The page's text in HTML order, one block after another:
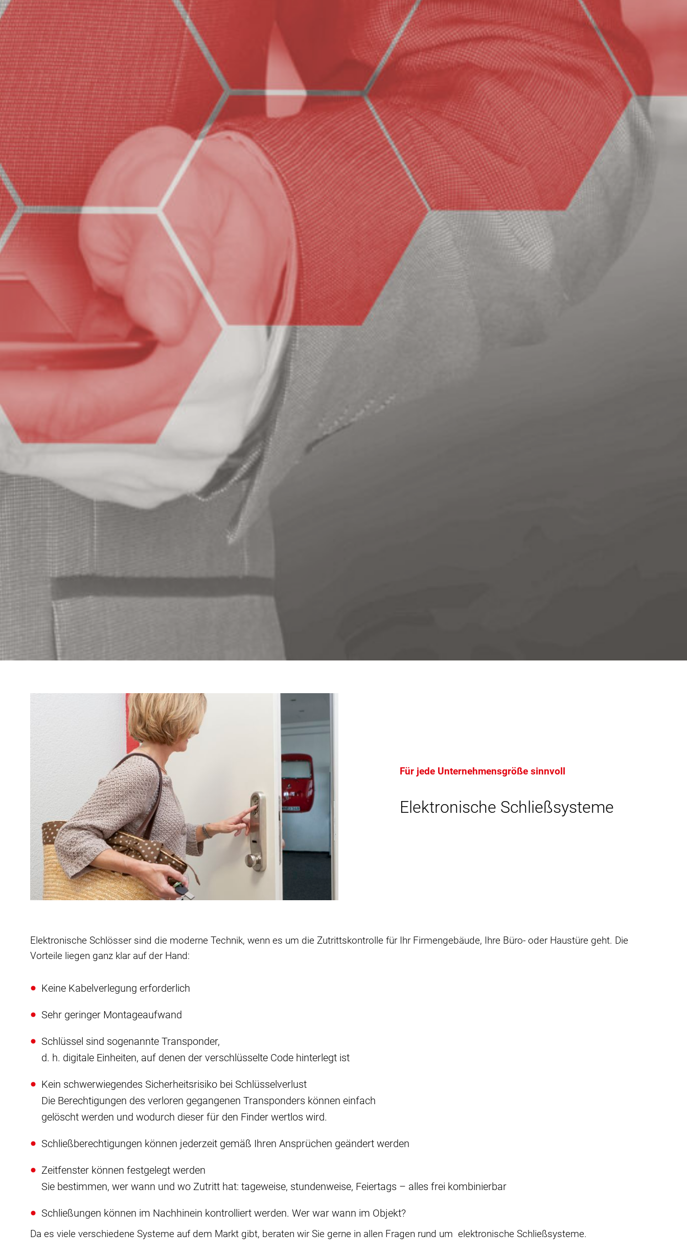
Für jede Unternehmensgröße sinnvoll
Elektronische Schließsysteme
Elektronische Schlösser sind die moderne Technik, wenn es um die Zutrittskontrolle für Ihr Firmengebäude, Ihre Büro- oder Haustüre geht. Die
Vorteile liegen ganz klar auf der Hand:
Keine Kabelverlegung erforderlich
Sehr geringer Montageaufwand
Schlüssel sind sogenannte Transponder,
d. h. digitale Einheiten, auf denen der verschlüsselte Code hinterlegt ist
Kein schwerwiegendes Sicherheitsrisiko bei Schlüsselverlust
Die Berechtigungen des verloren gegangenen Transponders können einfach
gelöscht werden und wodurch dieser für den Finder wertlos wird.
Schließberechtigungen können jederzeit gemäß Ihren Ansprüchen geändert werden
Zeitfenster können festgelegt werden
Sie bestimmen, wer wann und wo Zutritt hat: tageweise, stundenweise, Feiertags – alles frei kombinierbar
Schließungen können im Nachhinein kontrolliert werden. Wer war wann im Objekt?
Da es viele verschiedene Systeme auf dem Markt gibt, beraten wir Sie gerne in allen Fragen rund um elektronische Schließsysteme.